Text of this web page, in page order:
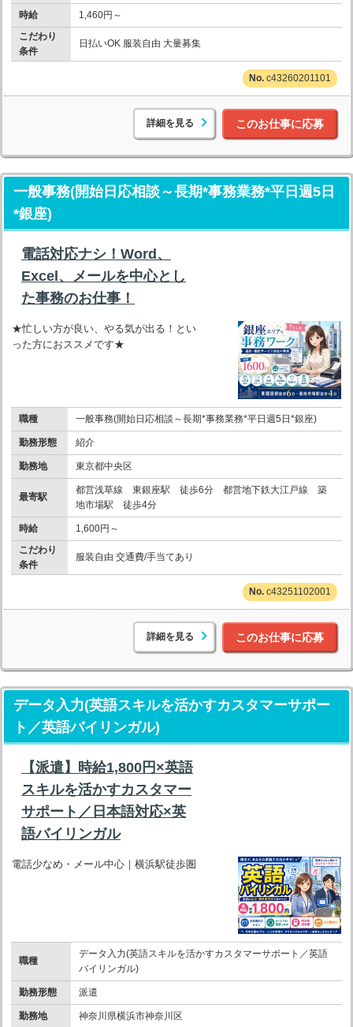
時給
1,460円～
こだわり
条件
日払いOK 服装自由 大量募集
c43260201101
詳細を見る このお仕事に応募
一般事務(開始日応相談～長期*事務業務*平日週5日
*銀座)
電話対応ナシ！Word、
Excel、メールを中心とし
た事務のお仕事！
★忙しい方が良い、やる気が出る！とい
った方におススメです★
職種 一般事務(開始日応相談～長期*事務業務*平日週5日*銀座)
勤務形態 紹介
勤務地 東京都中央区
最寄駅
都営浅草線 東銀座駅 徒歩6分 都営地下鉄大江戸線 築
地市場駅 徒歩4分
時給
1,600円～
こだわり
条件
服装自由 交通費/手当てあり
c43251102001
詳細を見る このお仕事に応募
データ入力(英語スキルを活かすカスタマーサポー
ト／英語バイリンガル)
【派遣】時給1,800円×英語
スキルを活かすカスタマー
サポート／日本語対応×英
語バイリンガル
電話少なめ・メール中心｜横浜駅徒歩圏
職種
データ入力(英語スキルを活かすカスタマーサポート／英語
バイリンガル)
勤務形態 派遣
勤務地 神奈川県横浜市神奈川区